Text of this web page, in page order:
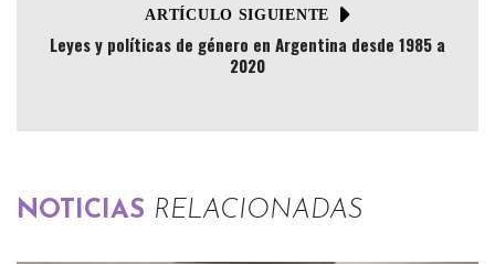
ARTÍCULO SIGUIENTE
Leyes y políticas de género en Argentina desde 1985 a
2020
NOTICIAS RELACIONADAS